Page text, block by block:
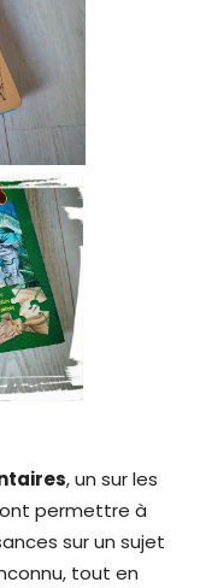
, un sur les
permettre à
sur un sujet
tout en